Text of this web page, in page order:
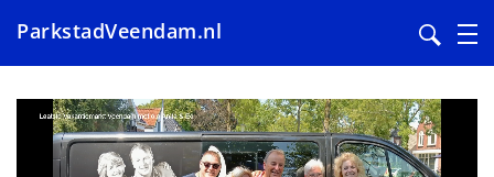
en
ParkstadVeendam.nl